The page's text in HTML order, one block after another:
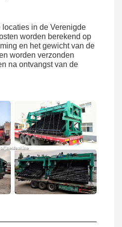
in de Verenigde
worden berekend op
en het gewicht van de
worden verzonden
na ontvangst van de